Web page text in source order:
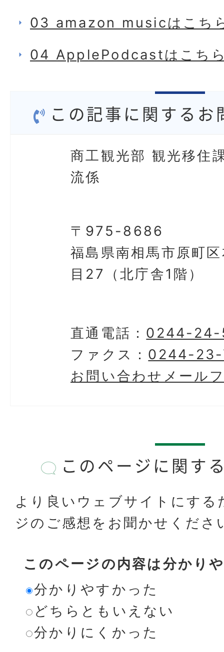
03 amazon musicはこち
04 ApplePodcastはこち
この記事に関するお
商工観光部 観光移住
流係
〒975-8686
福島県南相馬市原町
目27（北庁舎1階）
直通電話： 0244-
ファクス： 0244-
お問い合わせメール
このページに関す
より良いウェブサイトにする
ジのご感想をお聞かせくださ
このページの内容は分かり
分かりやすかった
どちらともいえない
分かりにくかった